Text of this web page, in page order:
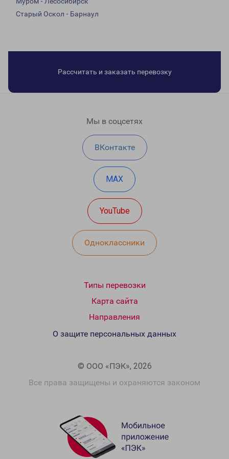
Старый Оскол - Барнаул
Рассчитать и заказать перевозку
Мы в соцсетях
ВКонтакте
MAX
YouTube
Одноклассники
Типы перевозки
Карта сайта
Направления
© ООО «ПЭК», 2026
Все права защищены и охраняются законом
О защите персональных данных